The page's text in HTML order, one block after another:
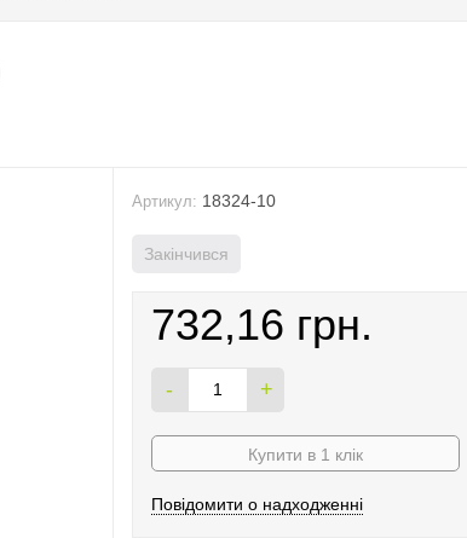
Артикул: 18324-10
Закінчився
732,16 грн.
- +
Купити в 1 клік
Повідомити о надходженні